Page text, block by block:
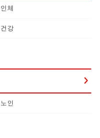
인체
건강
노인